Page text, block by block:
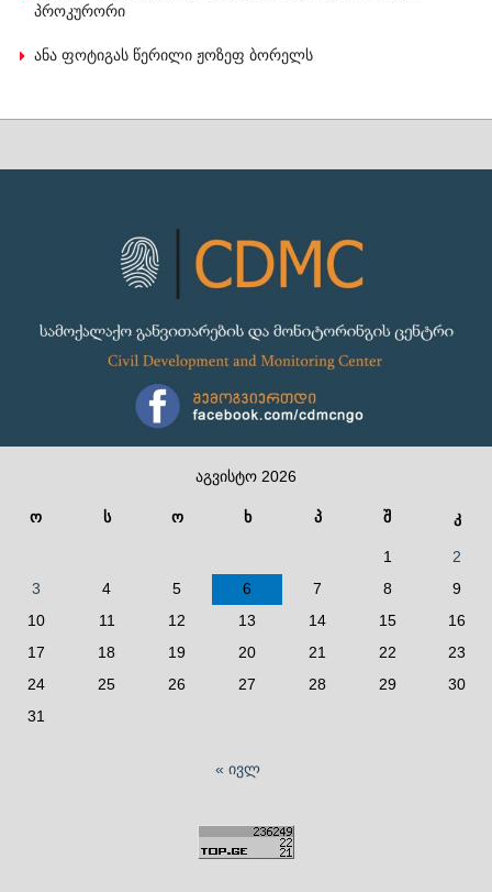
პროკურორი
ანა ფოტიგას წერილი ჟოზეფ ბორელს
აგვისტო 2026
ო ს ო ხ პ შ კ
1
2
3
4 5 6 7 8
9
10
11 12 13 14 15
16
17
18 19 20 21 22
23
24
25 26 27 28 29
30
31
« ივლ